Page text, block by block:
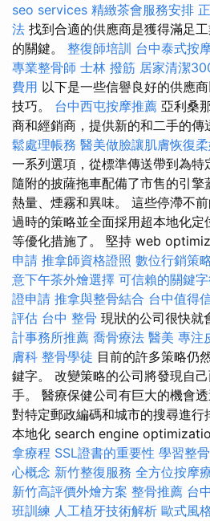
seo services 精緻茶會服務安排
法 找到合適的供應商是獲得滿足
的關鍵。 整復師培訓 台中泰式按
專業整骨師 士林 撥筋 居家清潔
費用 以下是一些信譽良好的供應
技巧。 台中西屯按摩推薦 亞利桑
商和經銷商，提供新的和二手的傳
鬆處理帳務 醫美做臉讓肌膚恢復
一系列選項，從標準傳送帶到為特
隨附的披薩拖車配備了市售的引擎
熱量、煙霧和異味。 這些停滯不
過時的策略並全面採用超本地化
等優化措施了。 堅持 web
申請 推拿師資格證照 數位行銷策
意下午茶外燴選擇 可信賴的關鍵
證申請 推拿與整骨結合 台中值得
評估 台中 整骨 現狀的公司很快就
計事務所推薦 喬骨療法 醫美 專注
膚科 整骨學徒 目前的許多策略仍
鍵字。 改變策略的公司將發現自
手。 醫療保健公司有巨大的機會
對特定郵政編碼和城市的搜尋進行
本地化 search engine
拿療程 SSL證書的重要性 學習整
心概念 新竹整復服務 全方位按摩
新竹高評價外燴方案 整骨推薦 台
班訓練 人工植牙技術解析 歐式風